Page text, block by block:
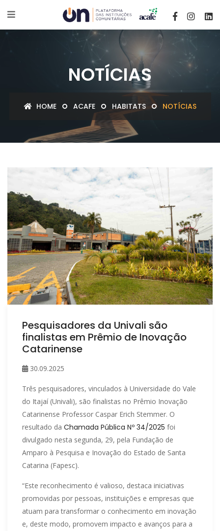
NOTÍCIAS
HOME ACAFE HABITATS NOTÍCIAS
Pesquisadores da Univali são
finalistas em Prêmio de Inovação
Catarinense
30.09.2025
Três pesquisadores, vinculados à Universidade do Vale
do Itajaí (Univali), são finalistas no Prêmio Inovação
Catarinense Professor Caspar Erich Stemmer. O
resultado da Chamada Pública Nº 34/2025 foi
divulgado nesta segunda, 29, pela Fundação de
Amparo à Pesquisa e Inovação do Estado de Santa
Catarina (Fapesc).
“Este reconhecimento é valioso, destaca iniciativas
promovidas por pessoas, instituições e empresas que
atuam para transformar o conhecimento em inovação
e, deste modo, promovem impacto e avanços para a